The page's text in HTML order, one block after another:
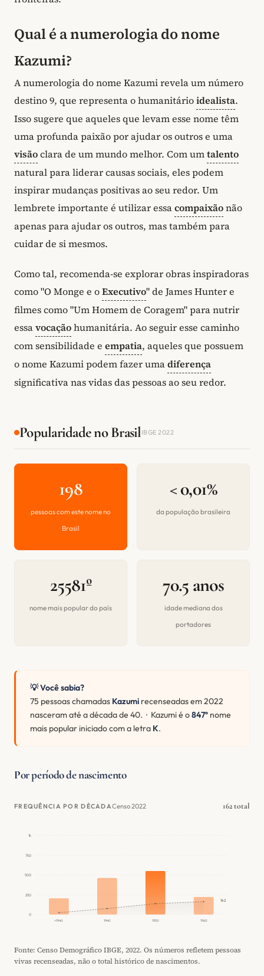
Qual é a numerologia do nome
Kazumi?
A numerologia do nome Kazumi revela um número
destino 9, que representa o humanitárioidealista.
Isso sugere que aqueles que levam esse nome têm
uma profunda paixão por ajudar os outros e uma
visãoclara de um mundo melhor. Com umtalento
natural para liderar causas sociais, eles podem
inspirar mudanças positivas ao seu redor. Um
lembrete importante é utilizar essacompaixãonão
apenas para ajudar os outros, mas também para
cuidar de si mesmos.
Como tal, recomenda-se explorar obras inspiradoras
como "O Monge e oExecutivo" de James Hunter e
filmes como "Um Homem de Coragem" para nutrir
essavocaçãohumanitária. Ao seguir esse caminho
com sensibilidade e empatia, aqueles que possuem
o nome Kazumi podem fazer umadiferença
significativa nas vidas das pessoas ao seu redor.
Popularidade no BrasilIBGE 2022
198
pessoas com este nome no
Brasil
< 0,01%
da população brasileira
25581º
nome mais popular do país
70.5 anos
idade mediana dos
portadores
💡 Você sabia?
75 pessoas chamadas Kazumi recenseadas em 2022
nasceram até a década de 40. · Kazumi é o847º nome
mais popular iniciado com a letra K.
Por período de nascimento
FREQUÊNCIA POR DÉCADACenso 2022 162 total
0
250
500
750
1k
<1940 1940 1950 1960
162
Fonte: Censo Demográfico IBGE, 2022. Os números refletem pessoas
vivas recenseadas, não o total histórico de nascimentos.